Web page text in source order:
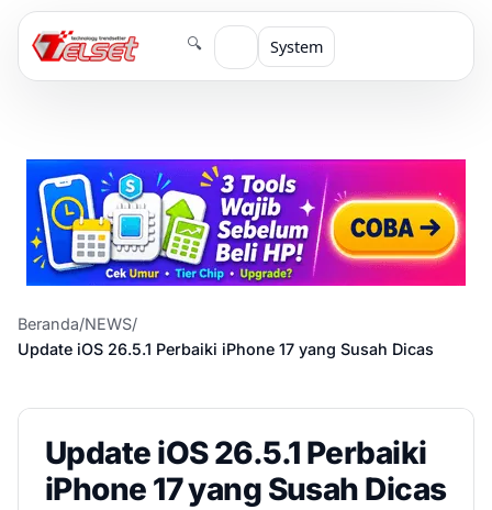
🔍 System
Beranda/NEWS/
Update iOS 26.5.1 Perbaiki iPhone 17 yang Susah Dicas
Update iOS 26.5.1 Perbaiki
iPhone 17 yang Susah Dicas